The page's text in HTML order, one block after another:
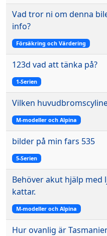
Vad tror ni om denna
info?
Försäkring och Värdering
123d vad att tänka på?
1-Serien
Vilken
M-modeller och Alpina
bilder på min fars 535
5-Serien
Behöver akut hjälp med
kattar.
M-modeller och Alpina
Hur ovanlig är